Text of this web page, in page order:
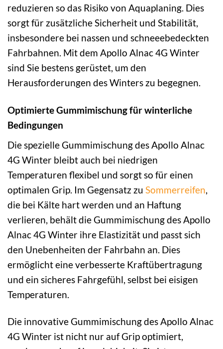
reduzieren so das Risiko von Aquaplaning. Dies
sorgt für zusätzliche Sicherheit und Stabilität,
insbesondere bei nassen und schneeebedeckten
Fahrbahnen. Mit dem Apollo Alnac 4G Winter
sind Sie bestens gerüstet, um den
Herausforderungen des Winters zu begegnen.
Optimierte Gummimischung für winterliche
Bedingungen
Die spezielle Gummimischung des Apollo Alnac
4G Winter bleibt auch bei niedrigen
Temperaturen flexibel und sorgt so für einen
optimalen Grip. Im Gegensatz zu Sommerreifen
die bei Kälte hart werden und an Haftung
verlieren, behält die Gummimischung des Apollo
Alnac 4G Winter ihre Elastizität und passt sich
den Unebenheiten der Fahrbahn an. Dies
ermöglicht eine verbesserte Kraftübertragung
und ein sicheres Fahrgefühl, selbst bei eisigen
Temperaturen.
Die innovative Gummimischung des Apollo Alnac
4G Winter ist nicht nur auf Grip optimiert,